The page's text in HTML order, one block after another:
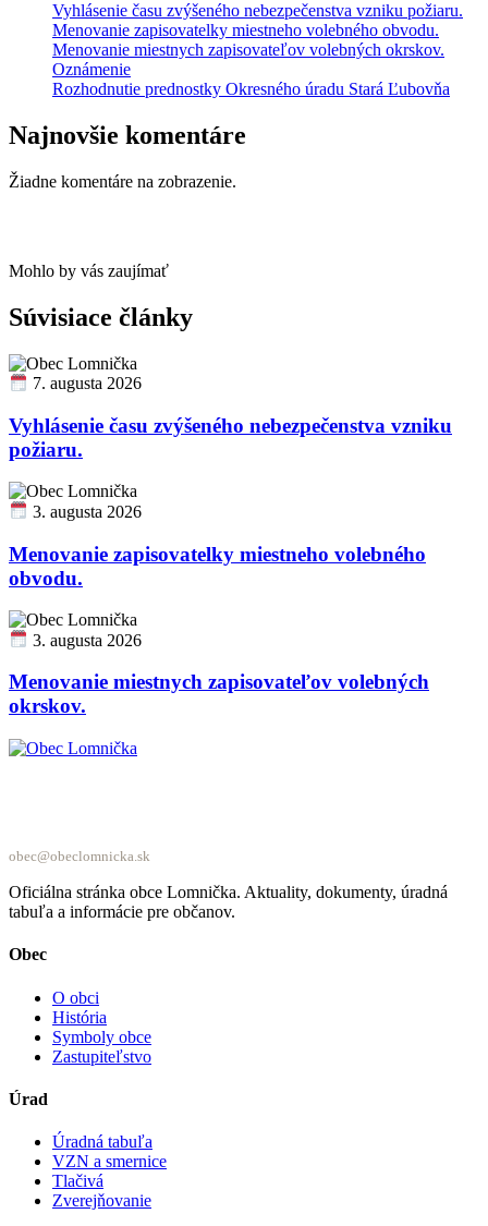
Vyhlásenie času zvýšeného nebezpečenstva vzniku požiaru.
Menovanie zapisovatelky miestneho volebného obvodu.
Menovanie miestnych zapisovateľov volebných okrskov.
Oznámenie
Rozhodnutie prednostky Okresného úradu Stará Ľubovňa
Najnovšie komentáre
Žiadne komentáre na zobrazenie.
Mohlo by vás zaujímať
Súvisiace články
7. augusta 2026
Vyhlásenie času zvýšeného nebezpečenstva vzniku
požiaru.
3. augusta 2026
Menovanie zapisovatelky miestneho volebného
obvodu.
3. augusta 2026
Menovanie miestnych zapisovateľov volebných
okrskov.
obec@obeclomnicka.sk
Oficiálna stránka obce Lomnička. Aktuality, dokumenty, úradná
tabuľa a informácie pre občanov.
Obec
O obci
História
Symboly obce
Zastupiteľstvo
Úrad
Úradná tabuľa
VZN a smernice
Tlačivá
Zverejňovanie